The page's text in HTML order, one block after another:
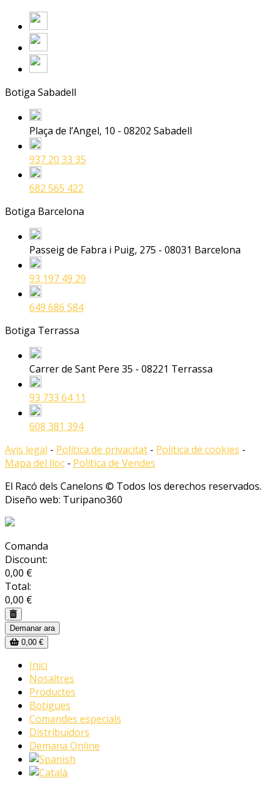
Botiga Sabadell
Plaça de l’Angel, 10 - 08202 Sabadell
937 20 33 35
682 565 422
Botiga Barcelona
Passeig de Fabra i Puig, 275 - 08031 Barcelona
93 197 49 29
649 686 584
Botiga Terrassa
Carrer de Sant Pere 35 - 08221 Terrassa
93 733 64 11
608 381 394
Avis legal - Política de privacitat - Política de cookies -
Mapa del lloc - Política de Vendes
El Racó dels Canelons © Todos los derechos reservados.
Diseño web: Turipano360
Comanda
Discount:
0,00 €
Total:
0,00 €
Demanar ara
0,00 €
Inici
Nosaltres
Productes
Botigues
Comandes especials
Distribuïdors
Demana Online